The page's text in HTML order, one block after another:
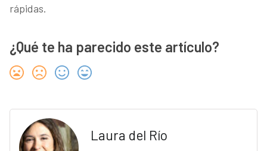
rápidas.
¿Qué te ha parecido este artículo?
Laura del Río